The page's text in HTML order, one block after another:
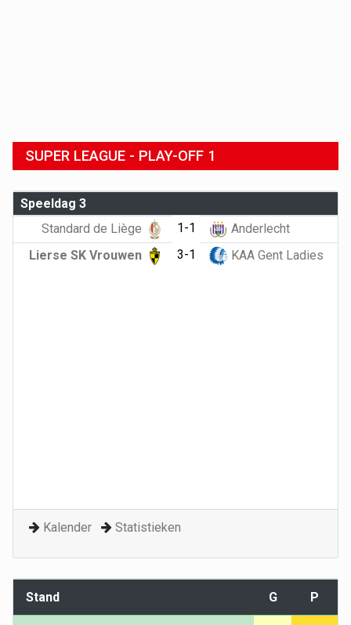
SUPER LEAGUE - PLAY-OFF 1
Speeldag 3
Standard de Liège
1-1
Anderlecht
Lierse SK Vrouwen
3-1 KAA Gent Ladies
Kalender Statistieken
Stand G P